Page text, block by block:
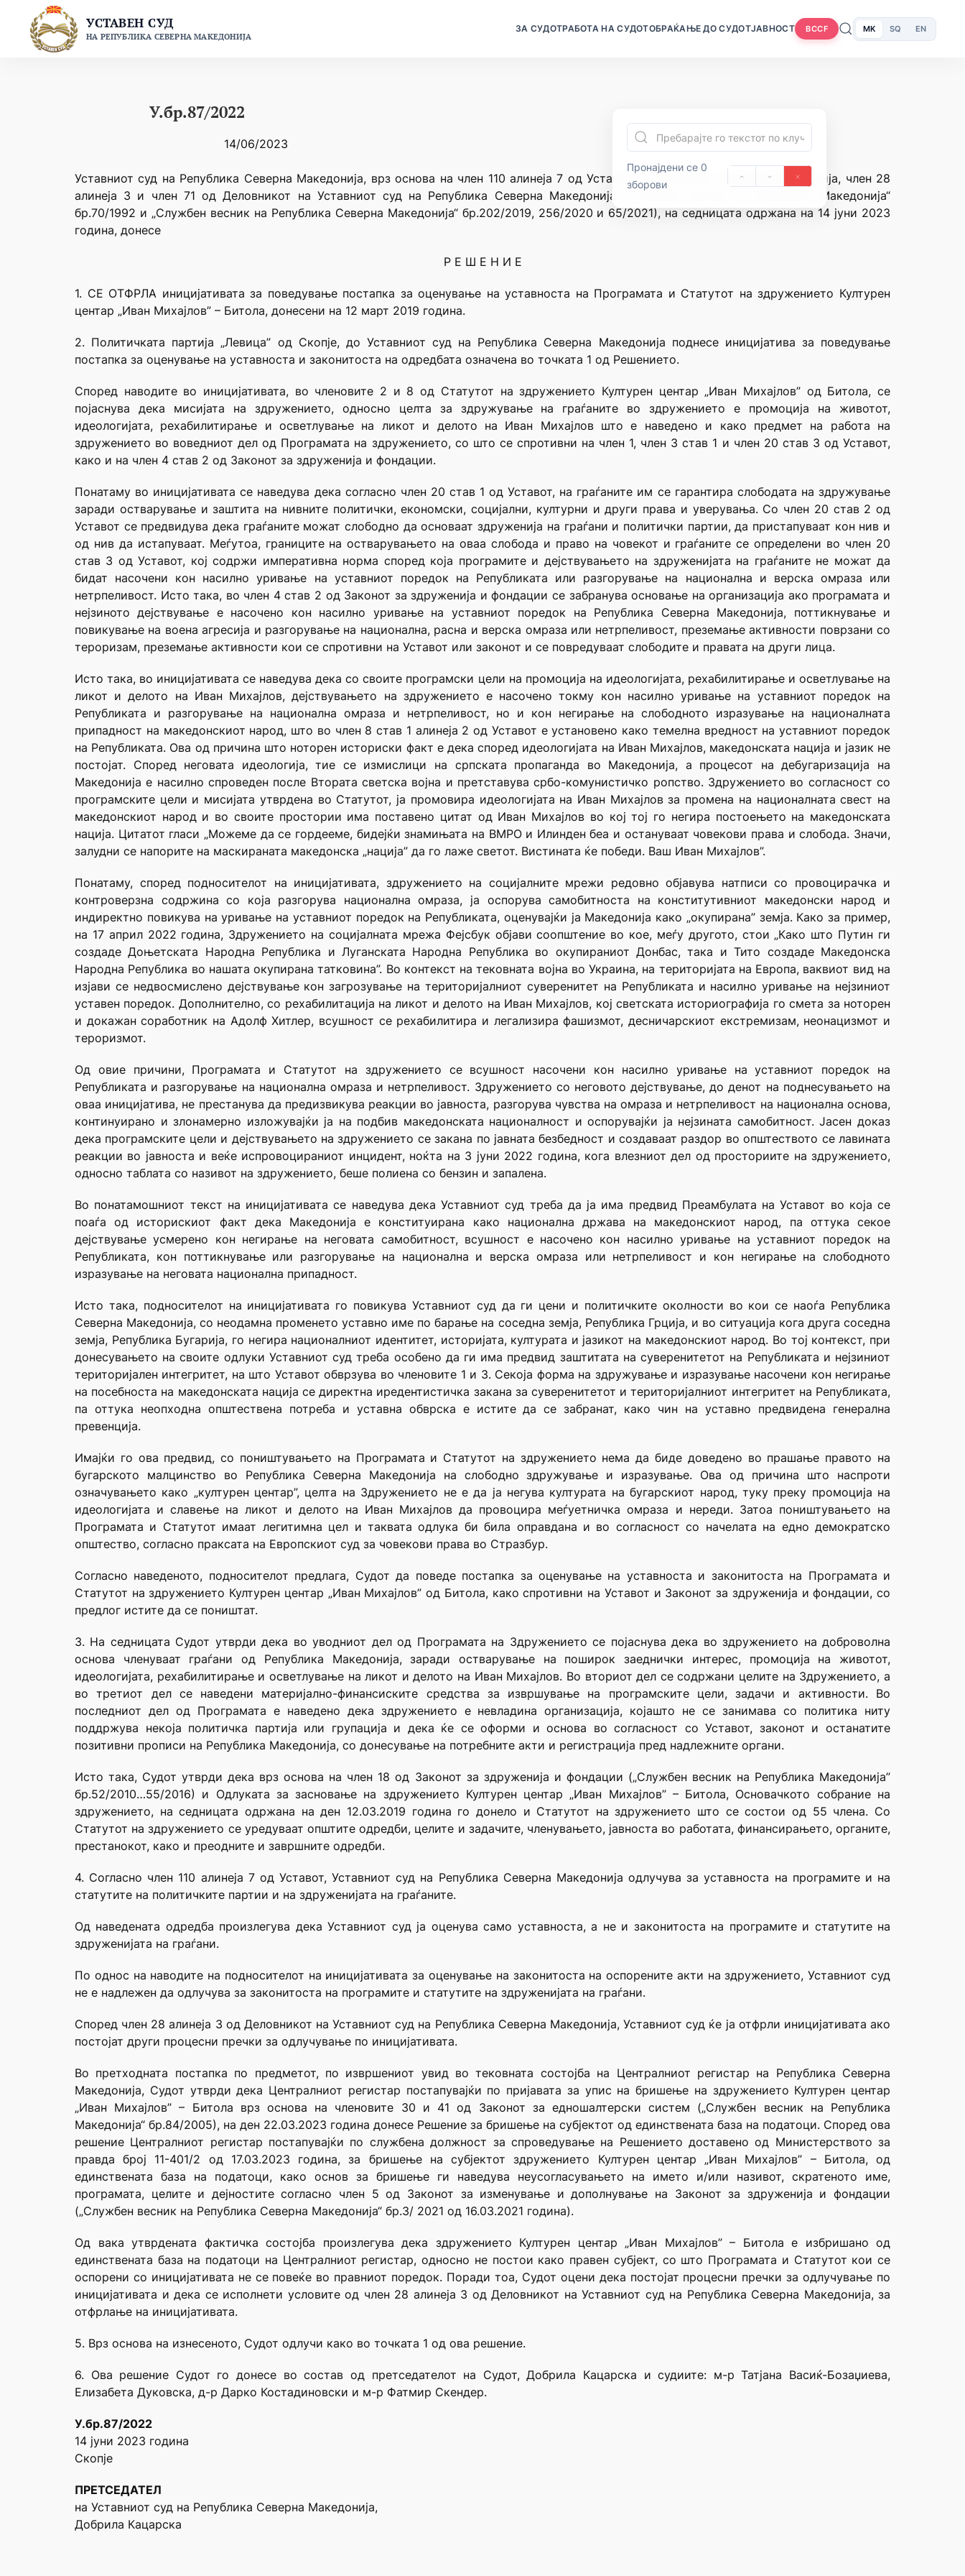
content
УСТАВЕН СУД
НА РЕПУБЛИКА СЕВЕРНА МАКЕДОНИЈА
ЗА СУДОТРАБОТА НА СУДОТОБРАЌАЊЕ ДО СУДОТЈАВНОСТ BCCF MK SQ EN
У.бр.87/2022
14/06/2023
Пронајдени се 0
зборови
Уставниот суд на Република Северна Македонија, врз основа на член 110 алинеја 7 од Уставот на Република Северна Македонија, член 28
алинеја 3 и член 71 од Деловникот на Уставниот суд на Република Северна Македонија („Службен весник на Република Македонија“
бр.70/1992 и „Службен весник на Република Северна Македонија“ бр.202/2019, 256/2020 и 65/2021), на седницата одржана на 14 јуни 2023
година, донесе
Р Е Ш Е Н И Е
1. СЕ ОТФРЛА иницијативата за поведување постапка за оценување на уставноста на Програмата и Статутот на здружението Културен
центар „Иван Михајлов” – Битола, донесени на 12 март 2019 година.
2. Политичката партија „Левица” од Скопје, до Уставниот суд на Република Северна Македонија поднесе иницијатива за поведување
постапка за оценување на уставноста и законитоста на одредбата означена во точката 1 од Решението.
Според наводите во иницијативата, во членовите 2 и 8 од Статутот на здружението Културен центар „Иван Михајлов” од Битола, се
појаснува дека мисијата на здружението, односно целта за здружување на граѓаните во здружението е промоција на животот,
идеологијата, рехабилитирање и осветлување на ликот и делото на Иван Михајлов што е наведено и како предмет на работа на
здружението во воведниот дел од Програмата на здружението, со што се спротивни на член 1, член 3 став 1 и член 20 став 3 од Уставот,
како и на член 4 став 2 од Законот за здруженија и фондации.
Понатаму во иницијативата се наведува дека согласно член 20 став 1 од Уставот, на граѓаните им се гарантира слободата на здружување
заради остварување и заштита на нивните политички, економски, социјални, културни и други права и уверувања. Со член 20 став 2 од
Уставот се предвидува дека граѓаните можат слободно да основаат здруженија на граѓани и политички партии, да пристапуваат кон нив и
од нив да истапуваат. Меѓутоа, границите на остварувањето на оваа слобода и право на човекот и граѓаните се определени во член 20
став 3 од Уставот, кој содржи императивна норма според која програмите и дејствувањето на здруженијата на граѓаните не можат да
бидат насочени кон насилно уривање на уставниот поредок на Републиката или разгорување на национална и верска омраза или
нетрпеливост. Исто така, во член 4 став 2 од Законот за здруженија и фондации се забранува основање на организација ако програмата и
нејзиното дејствување е насочено кон насилно уривање на уставниот поредок на Република Северна Македонија, поттикнување и
повикување на воена агресија и разгорување на национална, расна и верска омраза или нетрпеливост, преземање активности поврзани со
тероризам, преземање активности кои се спротивни на Уставот или законот и се повредуваат слободите и правата на други лица.
Исто така, во иницијативата се наведува дека со своите програмски цели на промоција на идеологијата, рехабилитирање и осветлување на
ликот и делото на Иван Михајлов, дејствувањето на здружението е насочено токму кон насилно уривање на уставниот поредок на
Републиката и разгорување на национална омраза и нетрпеливост, но и кон негирање на слободното изразување на националната
припадност на македонскиот народ, што во член 8 став 1 алинеја 2 од Уставот е установено како темелна вредност на уставниот поредок
на Републиката. Ова од причина што ноторен историски факт е дека според идеологијата на Иван Михајлов, македонската нација и јазик не
постојат. Според неговата идеологија, тие се измислици на српската пропаганда во Македонија, а процесот на дебугаризација на
Македонија е насилно спроведен после Втората светска војна и претставува србо-комунистичко ропство. Здружението во согласност со
програмските цели и мисијата утврдена во Статутот, ја промовира идеологијата на Иван Михајлов за промена на националната свест на
македонскиот народ и во своите простории има поставено цитат од Иван Михајлов во кој тој го негира постоењето на македонската
нација. Цитатот гласи „Можеме да се гордееме, бидејќи знамињата на ВМРО и Илинден беа и остануваат човекови права и слобода. Значи,
залудни се напорите на маскираната македонска „нација” да го лаже светот. Вистината ќе победи. Ваш Иван Михајлов”.
Понатаму, според подносителот на иницијативата, здружението на социјалните мрежи редовно објавува натписи со провоцирачка и
контроверзна содржина со која разгорува национална омраза, ја оспорува самобитноста на конститутивниот македонски народ и
индиректно повикува на уривање на уставниот поредок на Републиката, оценувајќи ја Македонија како „окупирана” земја. Како за пример,
на 17 април 2022 година, Здружението на социјалната мрежа Фејсбук објави соопштение во кое, меѓу другото, стои „Како што Путин ги
создаде Доњетската Народна Република и Луганската Народна Република во окупираниот Донбас, така и Тито создаде Македонска
Народна Република во нашата окупирана татковина”. Во контекст на тековната војна во Украина, на територијата на Европа, ваквиот вид на
изјави се недвосмислено дејствување кон загрозување на територијалниот суверенитет на Републиката и насилно уривање на нејзиниот
уставен поредок. Дополнително, со рехабилитација на ликот и делото на Иван Михајлов, кој светската историографија го смета за ноторен
и докажан соработник на Адолф Хитлер, всушност се рехабилитира и легализира фашизмот, десничарскиот екстремизам, неонацизмот и
тероризмот.
Од овие причини, Програмата и Статутот на здружението се всушност насочени кон насилно уривање на уставниот поредок на
Републиката и разгорување на национална омраза и нетрпеливост. Здружението со неговото дејствување, до денот на поднесувањето на
оваа иницијатива, не престанува да предизвикува реакции во јавноста, разгорува чувства на омраза и нетрпеливост на национална основа,
континуирано и злонамерно изложувајќи ја на подбив македонската националност и оспорувајќи ја нејзината самобитност. Јасен доказ
дека програмските цели и дејствувањето на здружението се закана по јавната безбедност и создаваат раздор во општеството се лавината
реакции во јавноста и веќе испровоцираниот инцидент, ноќта на 3 јуни 2022 година, кога влезниот дел од просториите на здружението,
односно таблата со називот на здружението, беше полиена со бензин и запалена.
Во понатамошниот текст на иницијативата се наведува дека Уставниот суд треба да ја има предвид Преамбулата на Уставот во која се
поаѓа од историскиот факт дека Македонија е конституирана како национална држава на македонскиот народ, па оттука секое
дејствување усмерено кон негирање на неговата самобитност, всушност е насочено кон насилно уривање на уставниот поредок на
Републиката, кон поттикнување или разгорување на национална и верска омраза или нетрпеливост и кон негирање на слободното
изразување на неговата национална припадност.
Исто така, подносителот на иницијативата го повикува Уставниот суд да ги цени и политичките околности во кои се наоѓа Република
Северна Македонија, со неодамна променето уставно име по барање на соседна земја, Република Грција, и во ситуација кога друга соседна
земја, Република Бугарија, го негира националниот идентитет, историјата, културата и јазикот на македонскиот народ. Во тој контекст, при
донесувањето на своите одлуки Уставниот суд треба особено да ги има предвид заштитата на суверенитетот на Републиката и нејзиниот
територијален интегритет, на што Уставот обврзува во членовите 1 и 3. Секоја форма на здружување и изразување насочени кон негирање
на посебноста на македонската нација се директна иредентистичка закана за суверенитетот и територијалниот интегритет на Републиката,
па оттука неопходна општествена потреба и уставна обврска е истите да се забранат, како чин на уставно предвидена генерална
превенција.
Имајќи го ова предвид, со поништувањето на Програмата и Статутот на здружението нема да биде доведено во прашање правото на
бугарското малцинство во Република Северна Македонија на слободно здружување и изразување. Ова од причина што наспроти
означувањето како „културен центар”, целта на Здружението не е да ја негува културата на бугарскиот народ, туку преку промоција на
идеологи­јата и славење на ликот и делото на Иван Михајлов да провоцира меѓуетничка омраза и нереди. Затоа поништувањето на
Програмата и Статутот имаат легитимна цел и таквата одлука би била оправдана и во согласност со начелата на едно демократско
општество, согласно праксата на Европскиот суд за човекови права во Стразбур.
Согласно наведеното, подносителот предлага, Судот да поведе постапка за оценување на уставноста и законитоста на Програмата и
Статутот на здружението Културен центар „Иван Михајлов” од Битола, како спротивни на Уставот и Законот за здруженија и фондации, со
предлог истите да се поништат.
3. На седницата Судот утврди дека во уводниот дел од Програмата на Здружението се појаснува дека во здружението на доброволна
основа членуваат граѓани од Република Македонија, заради остварување на поширок заеднички интерес, промоција на животот,
идеологијата, рехабилитирање и осветлување на ликот и делото на Иван Михајлов. Во вториот дел се содржани целите на Здружението, а
во третиот дел се наведени материјално-финансиските средства за извршување на програмските цели, задачи и активности. Во
последниот дел од Програмата е наведено дека здружението е невладина организација, којашто не се занимава со политика ниту
поддржува некоја политичка партија или групација и дека ќе се оформи и основа во согласност со Уставот, законот и останатите
позитивни прописи на Република Македонија, со донесување на потребните акти и регистрација пред надлежните органи.
Исто така, Судот утврди дека врз основа на член 18 од Законот за здруженија и фондации („Службен весник на Република Македонија”
бр.52/2010…55/2016) и Одлуката за засновање на здружението Културен центар „Иван Михајлов” – Битола, Основачкото собрание на
здружението, на седницата одржана на ден 12.03.2019 година го донело и Статутот на здружението што се состои од 55 члена. Со
Статутот на здружението се уредуваат општите одредби, целите и задачите, членувањето, јавноста во работата, финансирањето, органите,
престанокот, како и преодните и завршните одредби.
4. Согласно член 110 алинеја 7 од Уставот, Уставниот суд на Република Северна Македонија одлучува за уставноста на програмите и на
статутите на политичките партии и на здруженијата на граѓаните.
Од наведената одредба произлегува дека Уставниот суд ја оценува само уставноста, а не и законитоста на програмите и статутите на
здруженијата на граѓани.
По однос на наводите на подносителот на иницијативата за оценување на законитоста на оспорените акти на здружението, Уставниот суд
не е надлежен да одлучува за законитоста на програмите и статутите на здруженијата на граѓани.
Според член 28 алинеја 3 од Деловникот на Уставниот суд на Република Северна Македонија, Уставниот суд ќе ја отфрли иниција­ти­вата ако
постојат други процесни пречки за одлучување по иниција­тивата.
Во претходната постапка по предметот, по извршениот увид во тековната состојба на Централниот регистар на Република Северна
Македонија, Судот утврди дека Централниот регистар постапувајќи по пријавата за упис на бришење на здружението Културен центар
„Иван Михајлов” – Битола врз основа на членовите 30 и 41 од Законот за едношалтерски систем („Службен весник на Република
Македонија“ бр.84/2005), на ден 22.03.2023 година донесе Решение за бришење на субјектот од единствената база на податоци. Според ова
решение Централниот регистар постапувајќи по службена должност за спроведување на Решението доставено од Министерството за
правда број 11-401/2 од 17.03.2023 година, за бришење на субјектот здружението Културен центар „Иван Михајлов” – Битола, од
единствената база на податоци, како основ за бришење ги наведува неусогласувањето на името и/или називот, скратеното име,
програмата, целите и дејностите согласно член 5 од Законот за изменување и дополнување на Законот за здруженија и фондации
(„Службен весник на Република Северна Македонија“ бр.3/ 2021 од 16.03.2021 година).
Од вака утврдената фактичка состојба произлегува дека здружението Културен центар „Иван Михајлов” – Битола е избришано од
единствената база на податоци на Централниот регистар, односно не постои како правен субјект, со што Програмата и Статутот кои се
оспорени со иницијативата не се повеќе во правниот поредок. Поради тоа, Судот оцени дека постојат процесни пречки за одлучување по
иницијативата и дека се исполнети условите од член 28 алинеја 3 од Деловникот на Уставниот суд на Република Северна Македонија, за
отфрлање на иницијативата.
5. Врз основа на изнесеното, Судот одлучи како во точката 1 од ова решение.
6. Ова решение Судот го донесе во состав од претседателот на Судот, Добрила Кацарска и судиите: м-р Татјана Васиќ-Бозаџиева,
Елизабета Дуковска, д-р Дарко Костадиновски и м-р Фатмир Скендер.
У.бр.87/2022
14 јуни 2023 година
Скопје
ПРЕТСЕДАТЕЛ
на Уставниот суд на Република Северна Македонија,
Добрила Кацарска